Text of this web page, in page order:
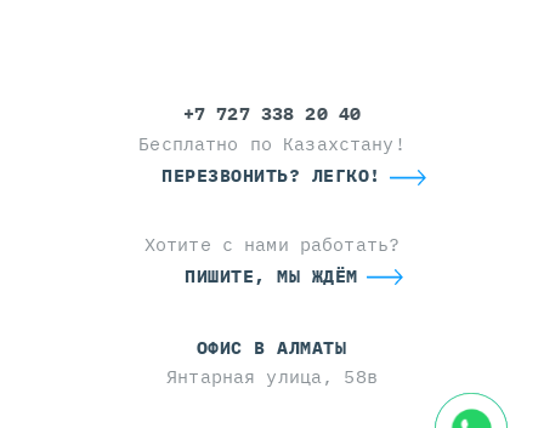
+7 727 338 20 40
Бесплатно по Казахстану!
ПЕРЕЗВОНИТЬ? ЛЕГКО!
Хотите с нами работать?
ПИШИТЕ, МЫ ЖДЁМ
ОФИС В АЛМАТЫ
Янтарная улица, 58в